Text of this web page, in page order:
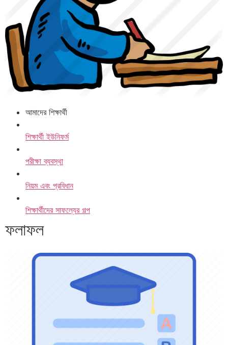
আমাদের শিক্ষার্থী
শিক্ষার্থী ইউনিফর্ম
পরীক্ষা ব্যবস্থা
নিয়ম এবং প্রবিধান
শিক্ষার্থীদের সাফল্যের গল্প
ফলাফল